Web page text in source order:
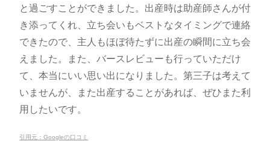
と過ごすことができました。出産時は助産師さんが付
き添ってくれ、立ち会いもベストなタイミングで連絡
できたので、主人もほぼ待たずに出産の瞬間に立ち会
えました。また、バースレビューも行っていただけ
て、本当にいい思い出になりました。第三子は考えて
いませんが、また出産することがあれば、ぜひまた利
用したいです。
引用元：Googleの口コミ